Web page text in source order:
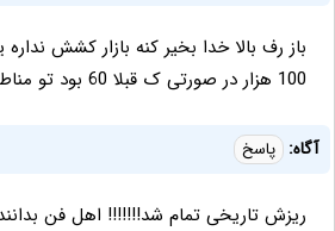
باز رف بالا خدا بخیر کنه بازار کشش
100 هزار در صورتی ک قبلا 60 بود تو مناطق مرزی
آگاه: پاسخ
ریزش تاریخی تمام شد!!!!!!! اهل فن بدانند